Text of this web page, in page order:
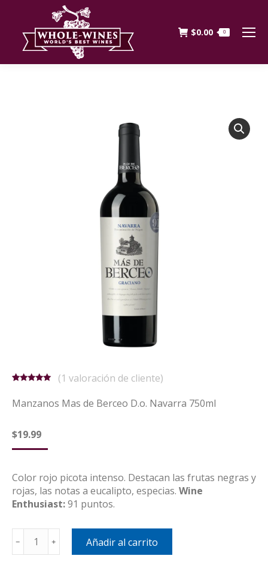
$0.00 0
Manzanos Mas de Berceo D.o. Navarra 750ml
$19.99
5 basado
de cliente
(1 valoración de cliente)
Color rojo picota intenso. Destacan las frutas negras y
rojas, las notas a eucalipto, especias. Wine
Enthusiast:91 puntos.
﹣ ﹢ Añadir al carrito